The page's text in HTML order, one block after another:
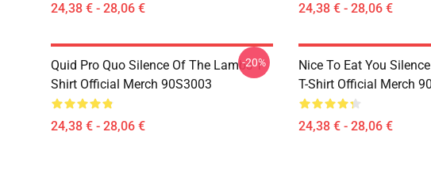
24,38 € - 28,06 € 24,38 € - 28,06 €
Quid Pro Quo Silence Of The Lambs T-
Shirt Official Merch 90S3003
24,38 € - 28,06 €
-20%
Nice To Eat You
T-Shirt Official Merch
24,38 € - 28,06 €